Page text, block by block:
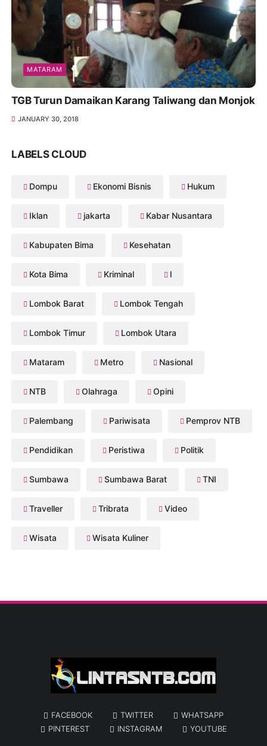
MATARAM
TGB Turun Damaikan Karang Taliwang dan Monjok
JANUARY 30, 2018
LABELS CLOUD
Dompu Ekonomi Bisnis Hukum
Iklan jakarta Kabar Nusantara
Kabupaten Bima Kesehatan
Kota Bima Kriminal l
Lombok Barat Lombok Tengah
Lombok Timur Lombok Utara
Mataram Metro Nasional
NTB Olahraga Opini
Palembang Pariwisata Pemprov NTB
Pendidikan Peristiwa Politik
Sumbawa Sumbawa Barat TNI
Traveller Tribrata Video
Wisata Wisata Kuliner
FACEBOOK TWITTER
WHATSAPP
PINTEREST
INSTAGRAM YOUTUBE